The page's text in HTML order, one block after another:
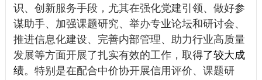
识、创新服务手段，尤其在强化党建引领、做好参
谋助手、加强课题研究、举办专业论坛和研讨会、
推进信息化建设、完善内部管理、助力行业高质量
发展等方面开展了扎实有效的工作，取得了较大成
绩。特别是在配合中价协开展信用评价、课题研